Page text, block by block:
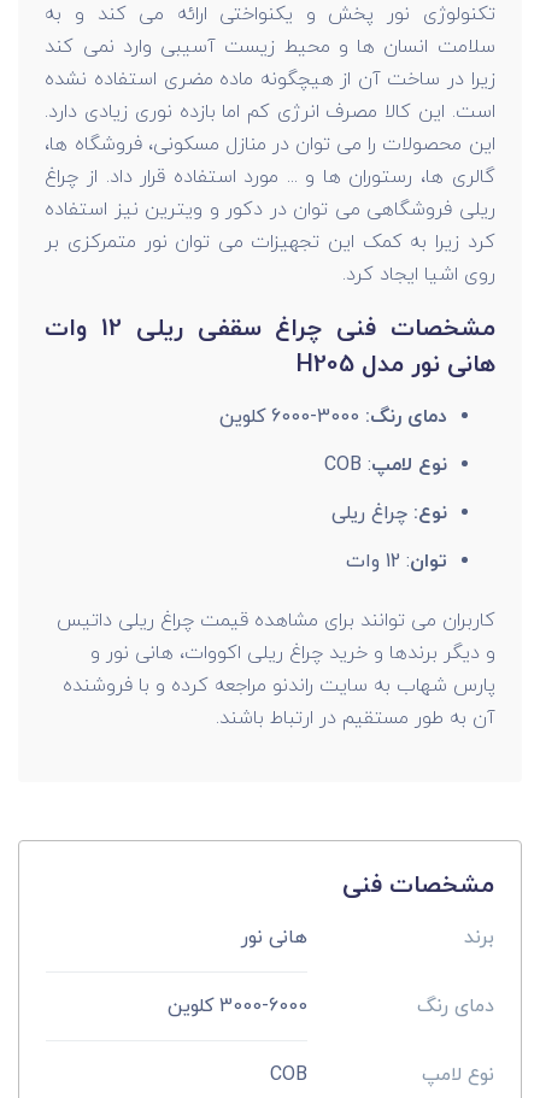
تکنولوژی نور پخش و یکنواختی ارائه می کند و به
سلامت انسان ها و محیط زیست آسیبی وارد نمی کند
زیرا در ساخت آن از هیچگونه ماده مضری استفاده نشده
است. این کالا مصرف انرژی کم اما بازده نوری زیادی دارد.
این محصولات را می توان در منازل مسکونی، فروشگاه ها،
گالری ها، رستوران ها و ... مورد استفاده قرار داد. از چراغ
ریلی فروشگاهی می توان در دکور و ویترین نیز استفاده
کرد زیرا به کمک این تجهیزات می توان نور متمرکزی بر
روی اشیا ایجاد کرد.
مشخصات فنی چراغ سقفی ریلی 12 وات
هانی نور مدل H205
دمای رنگ:
نوع لامپ: COB
نوع:چراغ ریلی
توان: 12 وات
کاربران می توانند برای مشاهده قیمت چراغ ریلی داتیس
و دیگر برندها و خرید چراغ ریلی اکووات، هانی نور و
پارس شهاب به سایت راندنو مراجعه کرده و با فروشنده
آن به طور مستقیم در ارتباط باشند.
مشخصات فنی
برند هانی نور
دمای رنگ 3000-6000 کلوین
نوع لامپ COB